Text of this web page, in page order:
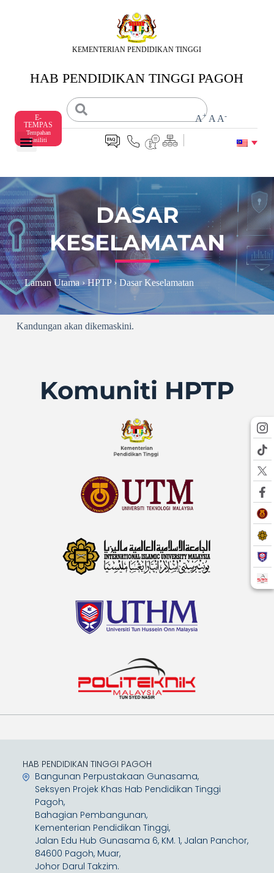
KEMENTERIAN PENDIDIKAN TINGGI
HAB PENDIDIKAN TINGGI PAGOH
E-
TEMPAS
Tempahan
Fasiliti
A+ A A-
DASAR
KESELAMATAN
Laman Utama ›HPTP› Dasar Keselamatan
Kandungan akan dikemaskini.
Komuniti HPTP
HAB PENDIDIKAN TINGGI PAGOH
Bangunan Perpustakaan Gunasama,
Seksyen Projek Khas Hab Pendidikan Tinggi
Pagoh,
Bahagian Pembangunan,
Kementerian Pendidikan Tinggi,
Jalan Edu Hub Gunasama 6, KM. 1, Jalan Panchor,
84600 Pagoh, Muar,
Johor Darul Takzim.